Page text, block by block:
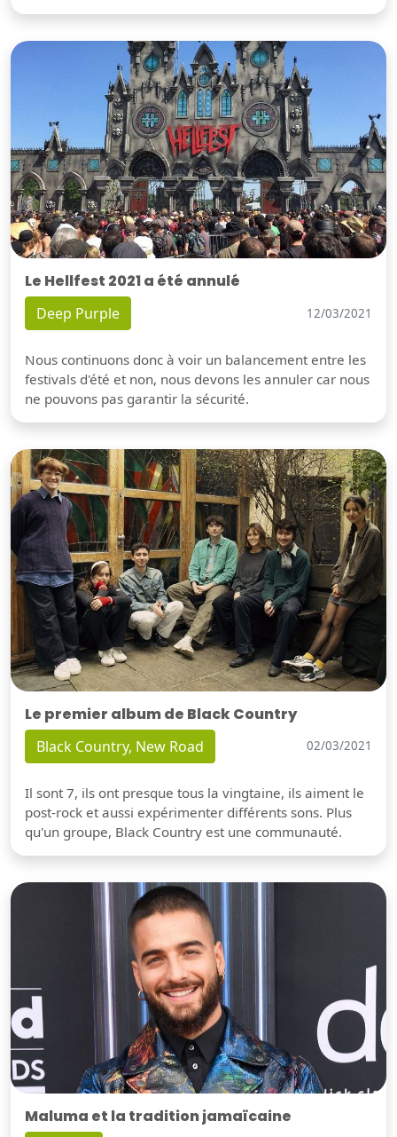
Le Hellfest 2021 a été annulé
Deep Purple 12/03/2021
Nous continuons donc à voir un balancement entre les
festivals d'été et non, nous devons les annuler car nous
ne pouvons pas garantir la sécurité.
Le premier album de Black Country
Black Country, New Road 02/03/2021
Il sont 7, ils ont presque tous la vingtaine, ils aiment le
post-rock et aussi expérimenter différents sons. Plus
qu'un groupe, Black Country est une communauté.
Maluma et la tradition jamaïcaine